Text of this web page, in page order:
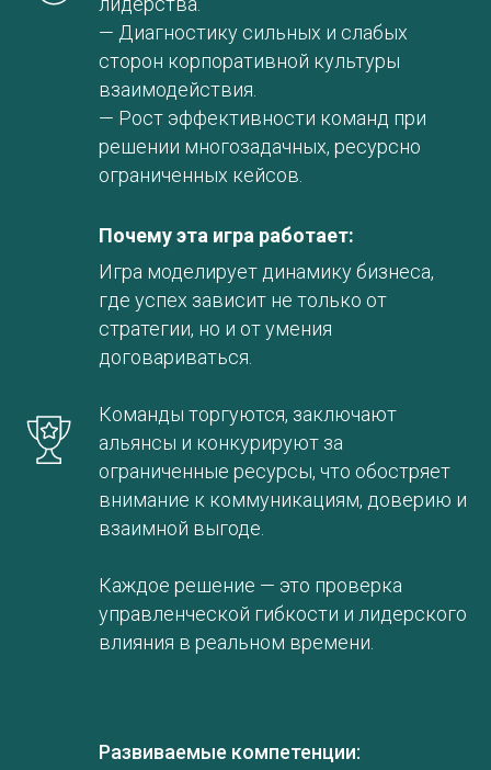
— Диагностику сильных и слабых
сторон корпоративной культуры
взаимодействия.
— Рост эффективности команд при
решении многозадачных, ресурсно
ограниченных кейсов.
Почему эта игра работает:
Игра моделирует динамику бизнеса,
где успех зависит не только от
стратегии, но и от умения
договариваться.
Команды торгуются, заключают
альянсы и конкурируют за
ограниченные ресурсы, что обостряет
внимание к коммуникациям, доверию и
взаимной выгоде.
Каждое решение — это проверка
управленческой гибкости и лидерского
влияния в реальном времени.
Развиваемые компетенции: